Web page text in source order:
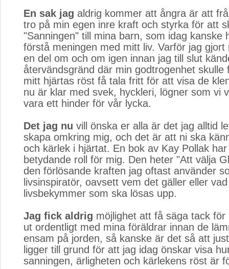
En sak jag aldrig kommer att ångra är att
tro på min egen inre kraft och styrka för att
"Sanningen" till mina barn, som idag kanske
förstå meningen med mitt liv. Varför jag gjort
en del om och om igen innan jag till slut
återvändsgränd där min godtrogenhet skulle
mitt hjärtas röst få tala fritt för att visa de
nu är klar med svek, hyckleri, lögner som vi
vara ett hinder för vår lycka.
Det jag nu vill önska er alla är det jag alltid
skapa omkring mig, och det är att ni ska
och kärlek i hjärtat. En bok av Kay Pollak
betydande roll för mig. Den heter "Att välja
den förlösande kraften jag oftast använder
livsinspiratör, oavsett vem det gäller eller
livsbekymmer som ska lösas upp.
Jag fick aldrig möjlighet att få säga tack för
ut ordentligt med mina föräldrar innan de
ensam på jorden, så kanske är det så att
ligger till grund för att jag idag önskar visa
sanningen, ärligheten och kärlekens röst är